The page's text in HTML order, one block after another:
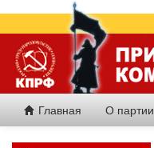
Главная О партии